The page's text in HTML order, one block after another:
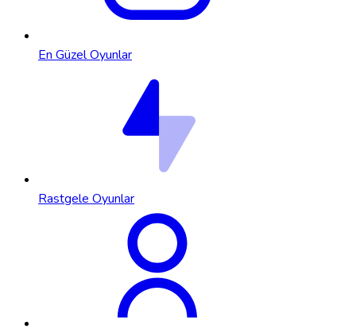
En Güzel Oyunlar
Rastgele Oyunlar